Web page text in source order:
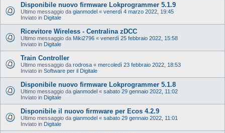
Disponibile nuovo firmware Lokprogrammer 5.1.9
Ultimo messaggio da gianmodel « venerdì 4 marzo 2022, 19:45
Inviato in Digitale
Ricevitore Wireless - Centralina zDCC
Ultimo messaggio da Miki2796 « venerdì 25 febbraio 2022, 15:58
Inviato in Digitale
Train Controller
Ultimo messaggio da rodrosa « mercoledì 23 febbraio 2022, 18:53
Inviato in Software per il Digitale
Disponibile nuovo firmware Lokprogrammer 5.1.8
Ultimo messaggio da gianmodel « sabato 29 gennaio 2022, 11:02
Inviato in Digitale
Disponibile il nuovo firmware per Ecos 4.2.9
Ultimo messaggio da gianmodel « sabato 29 gennaio 2022, 11:01
Inviato in Digitale